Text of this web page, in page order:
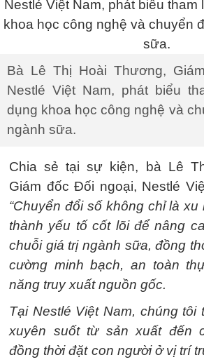
Bà Lê Thị Hoài Thương,
Nestlé Việt Nam, phát biểu
dụng khoa học công nghệ và
ngành sữa.
Chia sẻ tại sự kiện, bà Lê
Giám đốc Đối ngoại, Nestlé
“Chuyển đổi số không chỉ là
thành yếu tố cốt lõi để nâng
chuỗi giá trị ngành sữa, đồng
cường minh bạch, an toàn
năng truy xuất nguồn gốc.
Tại Nestlé Việt Nam, chúng tôi
xuyên suốt từ sản xuất đến
đồng thời đặt con người ở vị trí